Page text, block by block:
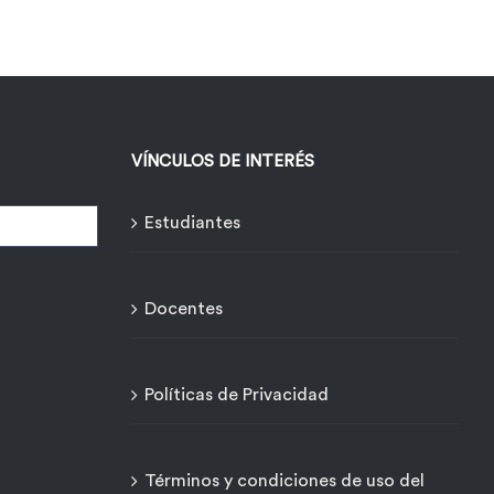
VÍNCULOS DE INTERÉS
Estudiantes
Docentes
Políticas de Privacidad
Términos y condiciones de uso del